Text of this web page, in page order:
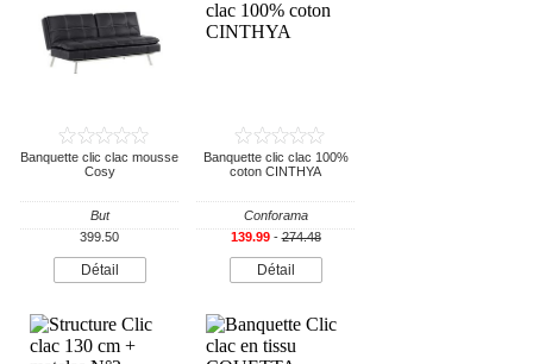
Banquette clic clac mousse
Cosy
But
399.50
Détail
Banquette clic clac 100%
coton CINTHYA
Conforama
139.99-274.48
Détail